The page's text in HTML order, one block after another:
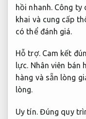
hồi nhanh. Công ty
khai và cung cấp
có thể đánh giá.
Hỗ trợ. Cam kết
lực. Nhân viên bán
hàng và sẵn lòng
lòng.
Uy tín. Đúng quy